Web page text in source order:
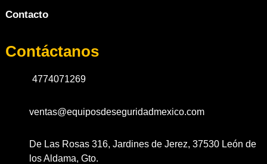
Contacto
Contáctanos
4774071269
ventas@equiposdeseguridadmexico.com
De Las Rosas 316, Jardines de Jerez, 37530 León de
los Aldama, Gto.